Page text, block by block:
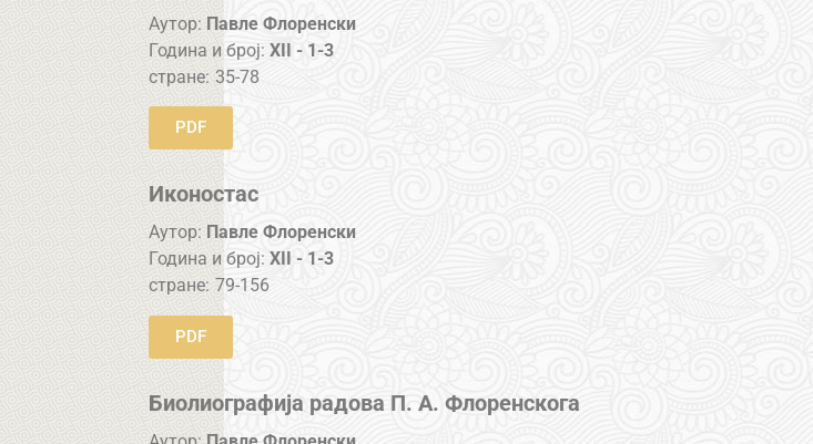
Аутор: Павле Флоренски
Година и број:XII - 1-3
стране: 35-78
PDF
Иконостас
Аутор: Павле Флоренски
Година и број:XII - 1-3
стране: 79-156
PDF
Биолиографија радова П. А. Флоренскога